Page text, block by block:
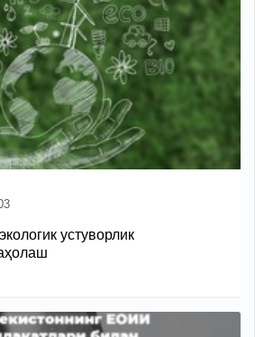
устуворлик